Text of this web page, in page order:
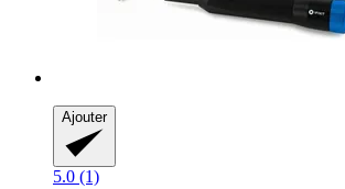
Ajouter
5.0 (1)